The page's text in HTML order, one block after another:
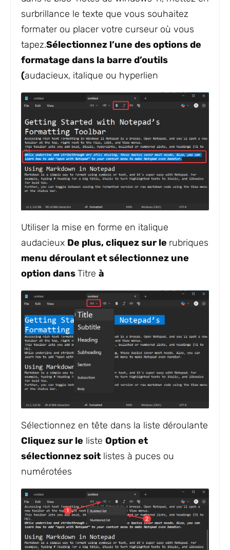
surbrillance le texte que vous souhaitez
formater ou placer votre curseur où vous
tapez.Sélectionnez l’une des options de
formatage dans la barre d’outils
(audacieux, italique ou hyperlien
Utiliser la mise en forme en italique
audacieux De plus, cliquez sur le rubriques
menu déroulant et sélectionnez une
option dansTitre à
Sélectionnez en tête dans la liste déroulante
Cliquez sur le liste Option et
sélectionnez soit listes à puces ou
numérotées